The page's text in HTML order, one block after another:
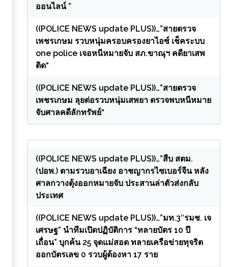
ออนไลน์ ”
((POLICE NEWS update PLUS))…”สายตรวจ
เพชรเกษม รวบหนุ่มครอบครองยาไอซ์ เช็คระบบ
one police เจอหนีหมายจับ สภ.ขาณุฯ คดียาเสพ
ติด“
((POLICE NEWS update PLUS))…”สายตรวจ
เพชรเกษม ลุยต่อรวบหนุ่มเสพยา ตรวจพบหนีหมาย
จับศาลคดีลักทรัพย์“
((POLICE NEWS update PLUS))…”สืบ สตม.
(ปอพ.) ตามรวบอาเฉียง อาชญากรไซเบอร์จีน หลัง
ศาลกวางตุ้งออกหมายจับ ประสานล่าตัวส่งกลับ
ประเทศ
((POLICE NEWS update PLUS))…”มท.3″รมช. เจ
เศรษฐ” นำทีมเปิดปฏิบัติการ “ทลายบัตร 10 ปี
เถื่อน” บุกค้น 25 จุดแม่สอด ทลายเครือข่ายทุจริต
ออกบัตรเลข 0 รวบผู้ต้องหา 17 ราย